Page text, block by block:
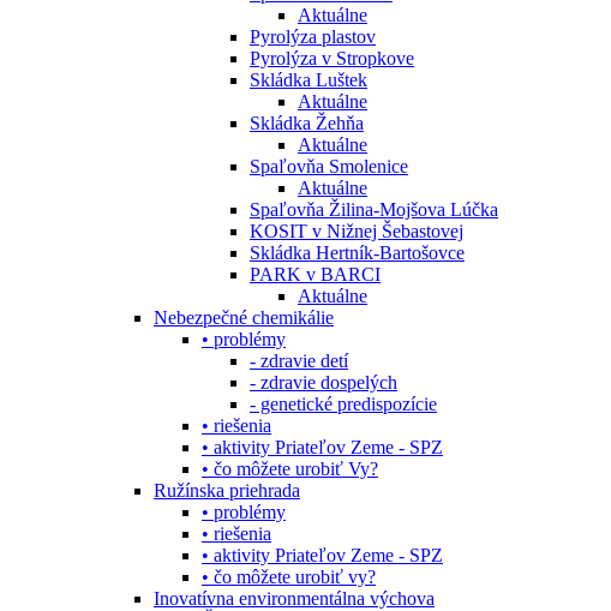
Aktuálne
Pyrolýza plastov
Pyrolýza v Stropkove
Skládka Luštek
Aktuálne
Skládka Žehňa
Aktuálne
Spaľovňa Smolenice
Aktuálne
Spaľovňa Žilina-Mojšova Lúčka
KOSIT v Nižnej Šebastovej
Skládka Hertník-Bartošovce
PARK v BARCI
Aktuálne
Nebezpečné chemikálie
• problémy
- zdravie detí
- zdravie dospelých
- genetické predispozície
• riešenia
• aktivity Priateľov Zeme - SPZ
• čo môžete urobiť Vy?
Ružínska priehrada
• problémy
• riešenia
• aktivity Priateľov Zeme - SPZ
• čo môžete urobiť vy?
Inovatívna environmentálna výchova